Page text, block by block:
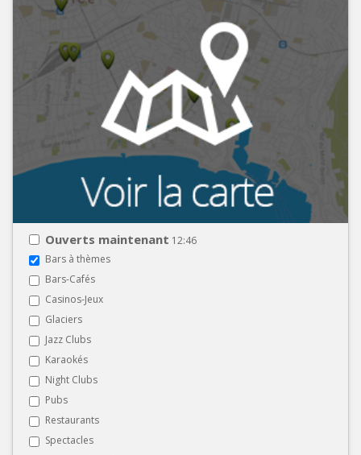
Ouverts maintenant 12:46
Bars à thèmes
Bars-Cafés
Casinos-Jeux
Glaciers
Jazz Clubs
Karaokés
Night Clubs
Pubs
Restaurants
Spectacles